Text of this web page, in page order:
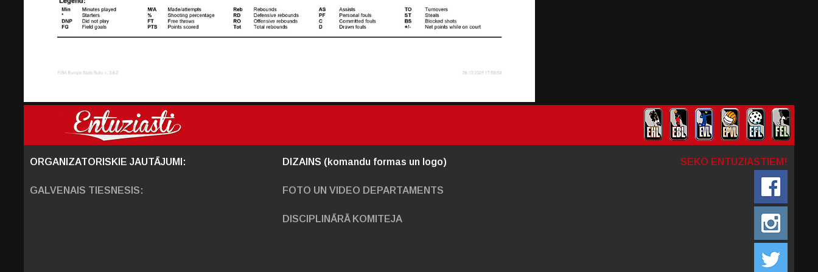
ORGANIZATORISKIE JAUTĀJUMI:
GALVENAIS TIESNESIS:
DIZAINS (komandu formas un logo)
FOTO UN VIDEO DEPARTAMENTS
DISCIPLINĀRĀ KOMITEJA
SEKO ENTUZIASTIEM!